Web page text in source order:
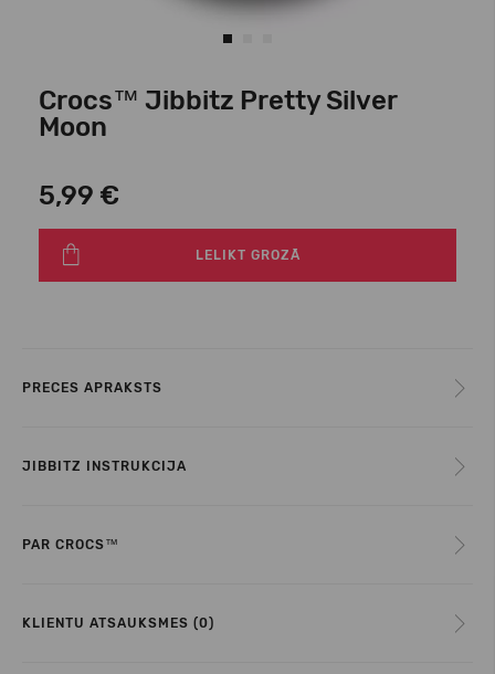
Crocs™ Jibbitz Pretty Silver
Moon
5,99 €
LELIKT GROZĀ
PRECES APRAKSTS
JIBBITZ INSTRUKCIJA
PAR CROCS™
KLIENTU ATSAUKSMES (0)